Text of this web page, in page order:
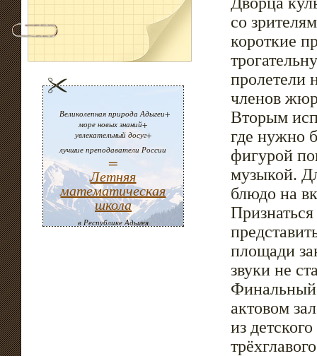
Великолепная природа Адыгеи+
море новых знаний+
увлекательный досуг+
лучшие преподаватели России
=
Летняя
математическая
школа
в Республике Адыгея
со
короткие
пролетели
членов
Вторым
где нужно
фигурой
музыкой.
блюдо на
площади
звуки не
Финальный
актовом
из